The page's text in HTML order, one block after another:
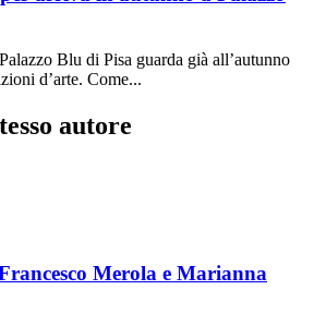
Blu di Pisa guarda già all’autunno
d’arte. Come...
autore
Merola e Marianna